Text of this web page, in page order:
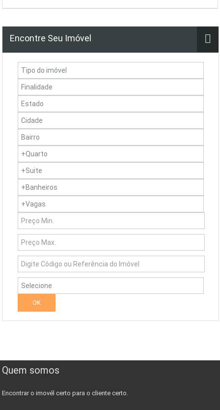
Encontre Seu Imóvel
Quem somos
Encontrar o imovél certo para o cliente certo.